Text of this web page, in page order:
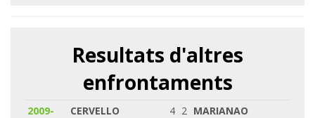
Resultats d'altres
enfrontaments
2009-
CERVELLO 4 2 MARIANAO